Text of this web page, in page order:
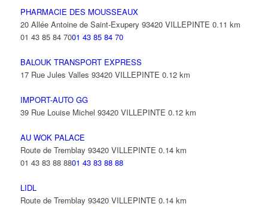
PHARMACIE DES MOUSSEAUX
20 Allée Antoine de Saint-Exupery 93420 VILLEPINTE 0.11 km
01 43 85 84 7001 43 85 84 70
BALOUK TRANSPORT EXPRESS
17 Rue Jules Valles 93420 VILLEPINTE 0.12 km
IMPORT-AUTO GG
39 Rue Louise Michel 93420 VILLEPINTE 0.12 km
AU WOK PALACE
Route de Tremblay 93420 VILLEPINTE 0.14 km
01 43 83 88 8801 43 83 88 88
LIDL
Route de Tremblay 93420 VILLEPINTE 0.14 km